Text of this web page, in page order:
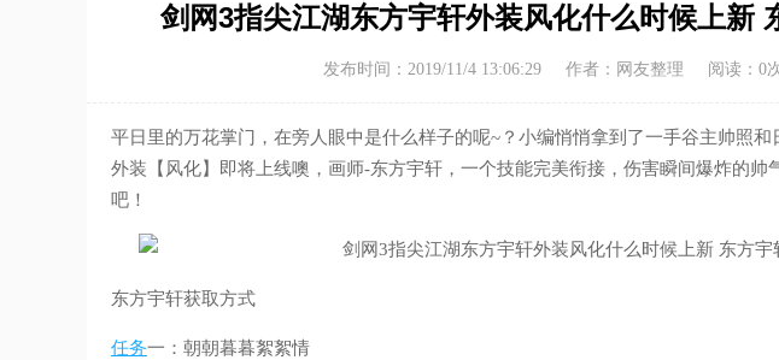
剑网3指尖江湖东方宇轩外装风化什么时候上新
发布时间：2019/11/4 13:06:29 作者：网友整理 阅读： 0
平日里的万花掌门，在旁人眼中是什么样子的呢~？小编悄悄拿到了一手谷主帅照和
外装【风化】即将上线噢，画师-东方宇轩，一个技能完美衔接，伤害瞬间爆炸的
吧！
东方宇轩获取方式
任务一：朝朝暮暮絮絮情